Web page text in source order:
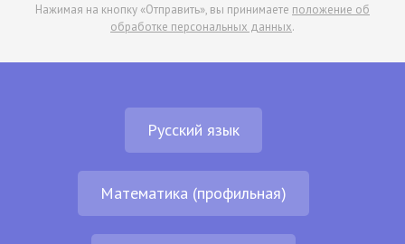
Нажимая на кнопку «Отправить», вы принимаете положение об
обработке персональных данных.
Русский язык
Математика (профильная)